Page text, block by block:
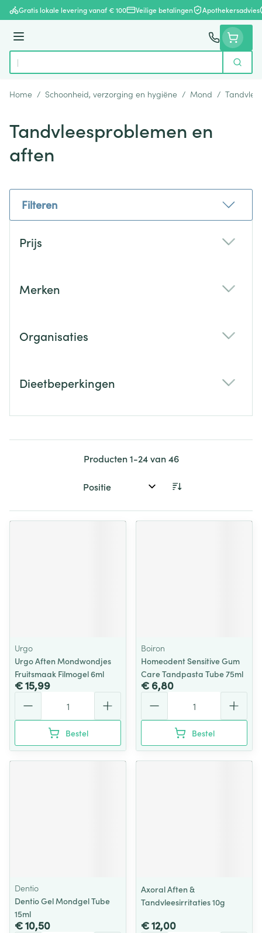
Ga naar de inhoud
Gratis lokale levering vanaf € 100 Veilige betalingen Apothekersadvies
Menu
Product, merk, categorie...
Zoek
Home / Schoonheid, verzorging en hygiëne / Mond /
Tandvleesproblemen en
aften
Filteren
Prijs
Merken
Organisaties
Dieetbeperkingen
Producten1-24van46
Sorteer op:
Urgo
Urgo Aften Mondwondjes
Fruitsmaak Filmogel 6ml
€ 15,99
Bestel
Boiron
Homeodent Sensitive Gum
Care Tandpasta Tube 75ml
€ 6,80
Bestel
Dentio
Dentio Gel Mondgel Tube
15ml
€ 10,50
Axoral Aften &
Tandvleesirritaties 10g
€ 12,00